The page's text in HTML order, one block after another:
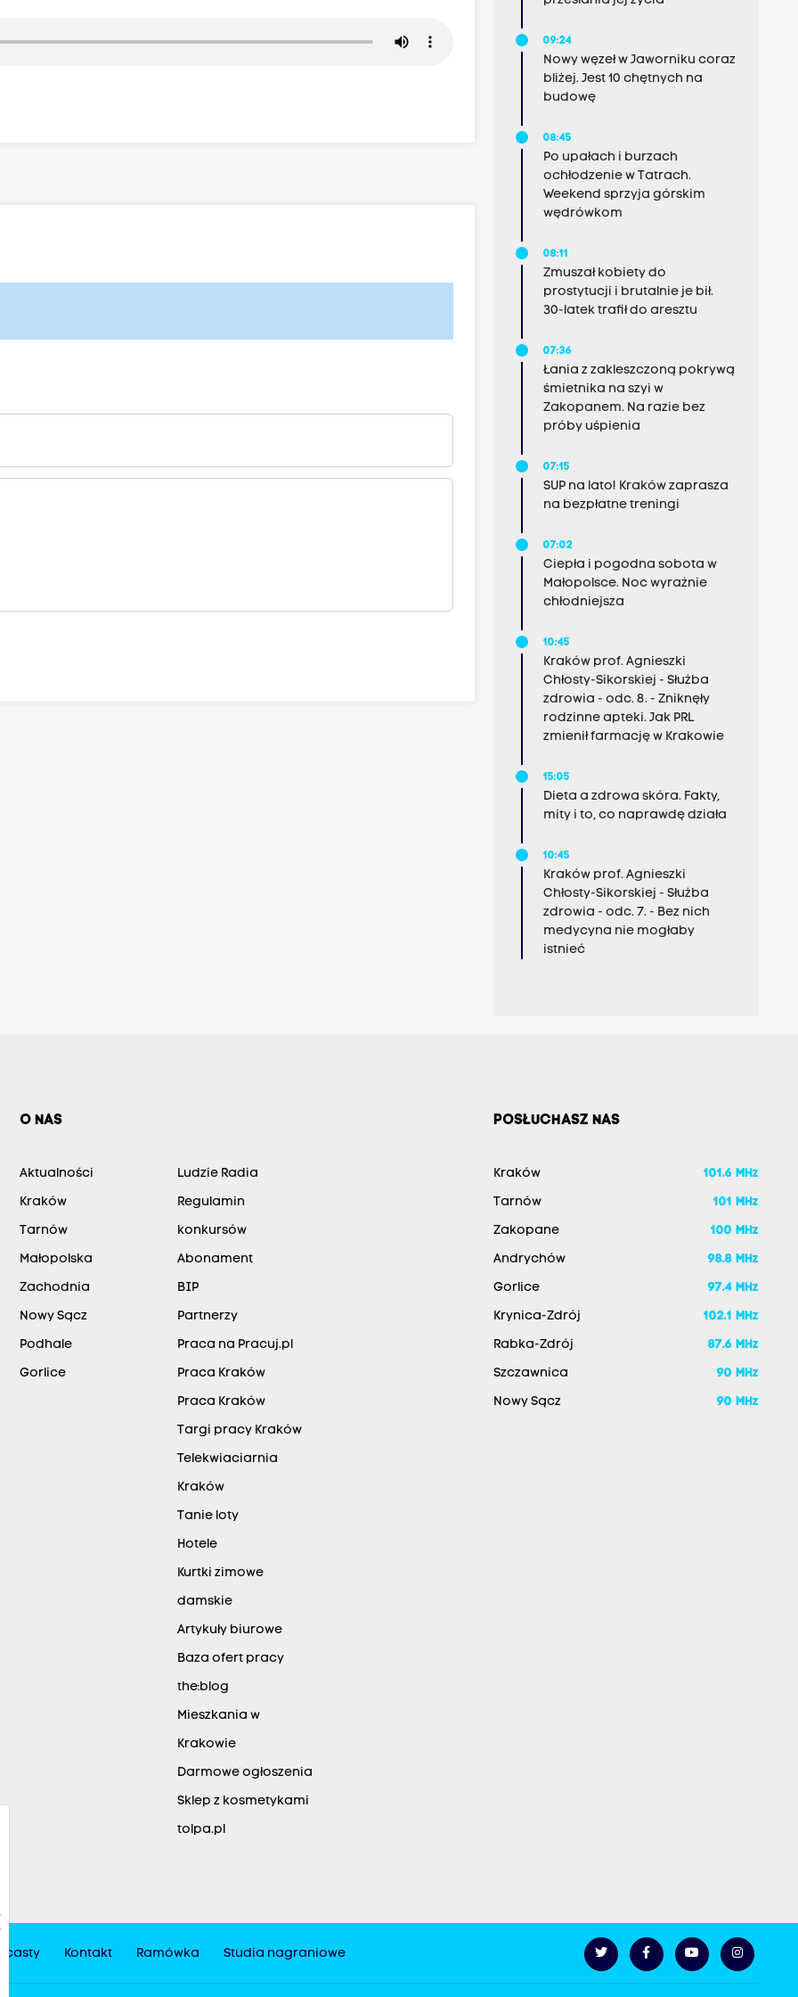
09:24
Nowy węzeł w Jaworniku coraz
bliżej. Jest 10 chętnych na
budowę
08:45
Po upałach i burzach
ochłodzenie w Tatrach.
Weekend sprzyja górskim
wędrówkom
08:11
Zmuszał kobiety do
prostytucji i brutalnie je bił.
30-latek trafił do aresztu
07:36
Łania z zakleszczoną pokrywą
śmietnika na szyi w
Zakopanem. Na razie bez
próby uśpienia
07:15
SUP na lato! Kraków zaprasza
na bezpłatne treningi
07:02
Ciepła i pogodna sobota w
Małopolsce. Noc wyraźnie
chłodniejsza
10:45
Kraków prof. Agnieszki
Chłosty-Sikorskiej - Służba
zdrowia - odc. 8. - Zniknęły
rodzinne apteki. Jak PRL
zmienił farmację w Krakowie
15:05
Dieta a zdrowa skóra. Fakty,
mity i to, co naprawdę działa
10:45
Kraków prof. Agnieszki
Chłosty-Sikorskiej - Służba
zdrowia - odc. 7. - Bez nich
medycyna nie mogłaby
istnieć
O NAS
Aktualności
Kraków
Tarnów
Małopolska
Zachodnia
Nowy Sącz
Podhale
Gorlice
Ludzie Radia
Regulamin
konkursów
Abonament
BIP
Partnerzy
Praca na Pracuj.pl
Praca Kraków
Praca Kraków
Targi pracy Kraków
Telekwiaciarnia
Kraków
Tanie loty
Hotele
Kurtki zimowe
damskie
Artykuły biurowe
Baza ofert pracy
the:blog
Mieszkania w
Krakowie
Darmowe ogłoszenia
Sklep z kosmetykami
tolpa.pl
POSŁUCHASZ NAS
Kraków 101.6 MHz
Tarnów 101 MHz
Zakopane 100 MHz
Andrychów 98.8 MHz
Gorlice 97.4 MHz
Krynica-Zdrój 102.1 MHz
Rabka-Zdrój 87.6 MHz
Szczawnica 90 MHz
Nowy Sącz 90 MHz
Kontakt Ramówka Studia nagraniowe